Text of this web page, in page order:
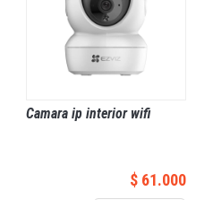
Camara ip interior wifi
$ 61.000